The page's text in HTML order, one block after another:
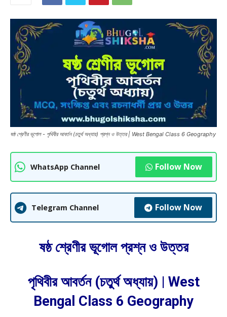
ষষ্ঠ শ্রেণীর ভূগোল - পৃথিবীর আবর্তন (চতুর্থ অধ্যায়) প্রশ্ন ও উত্তর | West Bengal Class 6 Geography
WhatsApp Channel Follow Now
Telegram Channel Follow Now
ষষ্ঠ শ্রেণীর ভূগোল প্রশ্ন ও উত্তর
পৃথিবীর আবর্তন (চতুর্থ অধ্যায়) | West
Bengal Class 6 Geography